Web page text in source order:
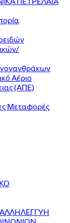
Αέριο
(ΑΠΕ)
Μεταφορές